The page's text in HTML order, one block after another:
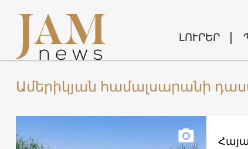
ԼՈՒՐԵՐ
Ամերիկյան համալսարանի